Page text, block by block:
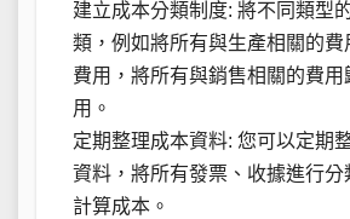
建立成本分類制度: 將不同類型
類，例如將所有與生產相關的費
費用，將所有與銷售相關的費用
用。
定期整理成本資料: 您可以定期
資料，將所有發票、收據進行分
計算成本。